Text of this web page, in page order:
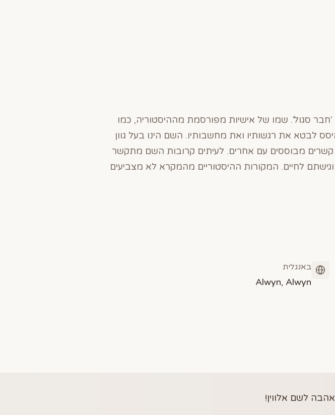
סגול'. שמו של אישיות מפורסמת מההיסטוריה, כמו
לבטא את רגשותיו ואת מחשבותיו. השם הינו בעל גוון
קשרים מבוססים עם אחרים. לעיתים קרובות השם מתקשר
לחיים. המקורות ההיסטוריים מהמקרא לא מצביעים
באנגלית
Alwyn, Alwyn
לשם אלווין!